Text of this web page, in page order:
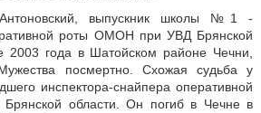
выпускник школы №1 -
роты ОМОН при УВД Брянской
2003 года в Шатойском районе Чечни,
посмертно. Схожая судьба у
инспектора-снайпера оперативной
области. Он погиб в Чечне в